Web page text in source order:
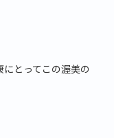
とってこの渥美の